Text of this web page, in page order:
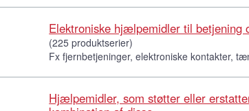
Elektroniske hjælpemidler til betjening
(225 produktserier)
Fx fjernbetjeninger, elektroniske kontakter,
Hjælpemidler, som støtter eller